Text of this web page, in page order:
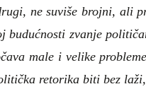
ne suviše brojni, ali
zvanje
male i velike
retorika biti bez